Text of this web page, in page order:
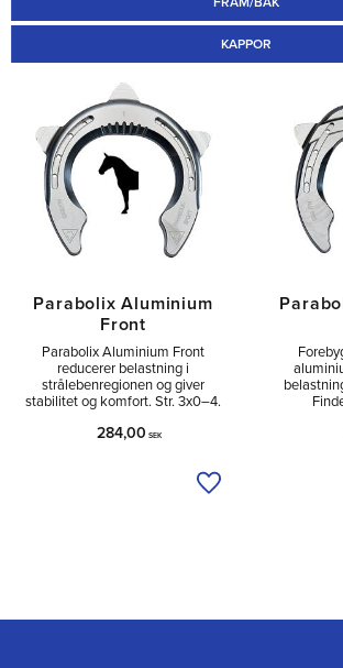
KAPPOR
Tå
Parabolix Aluminium
Front
Parabolix Aluminium Front
reducerer belastning i
strålebenregionen og giver
stabilitet og komfort. Str. 3x0–4.
284,00 SEK
Tilføj til ønskeliste